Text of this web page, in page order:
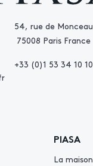
54, rue de Monceau
75008 Paris France
+33 (0)1 53 34 10 10
PIASA
La maison